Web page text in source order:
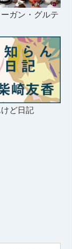
ガン・グルテ
ど日記